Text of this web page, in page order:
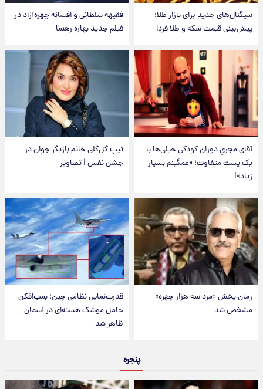
سیگنال‌های جدید برای بازار طلا؛
پیش‌بینی قیمت سکه و طلا فردا
فقیهه سلطانی و افسانه چهره‌آزاد در
فیلم جدید بهاره رهنما
آقای مجریِ دوران کودکی خیلی‌ها با
یک پست متفاوت؛ «غمگینم بسیار
زیاد»!
تیپ گل‌گلی خانم بازیگر جوان در
جشن نفس | تصاویر
زمان پخش «مرد سه هزار چهره»
مشخص شد
قدرت‌نمایی نظامی چین؛ بمب‌افکن
حامل موشک هسته‌ای در آسمان
ظاهر شد
پنجره